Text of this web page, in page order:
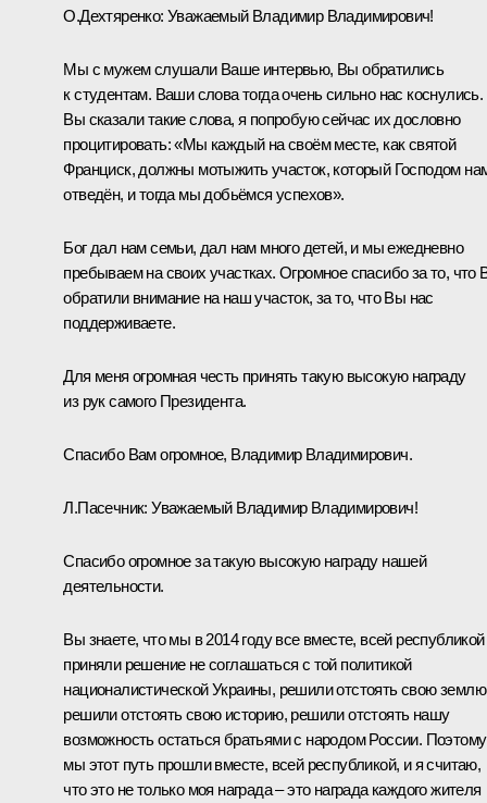
О.Дехтяренко: Уважаемый Владимир Владимирович!
Мы с мужем слушали Ваше интервью, Вы обратились
к студентам. Ваши слова тогда очень сильно нас коснулись.
Вы сказали такие слова, я попробую сейчас их дословно
процитировать: «Мы каждый на своём месте, как святой
Франциск, должны мотыжить участок, который Господом
отведён, и тогда мы добьёмся успехов».
Бог дал нам семьи, дал нам много детей, и мы ежедневно
пребываем на своих участках. Огромное спасибо за то, что
обратили внимание на наш участок, за то, что Вы нас
поддерживаете.
Для меня огромная честь принять такую высокую награду
из рук самого Президента.
Спасибо Вам огромное, Владимир Владимирович.
Л.Пасечник: Уважаемый Владимир Владимирович!
Спасибо огромное за такую высокую награду нашей
деятельности.
Вы знаете, что мы в 2014 году все вместе, всей республикой
приняли решение не соглашаться с той политикой
националистической Украины, решили отстоять свою
решили отстоять свою историю, решили отстоять нашу
возможность остаться братьями с народом России. Поэтому
мы этот путь прошли вместе, всей республикой, и я считаю,
что это не только моя награда – это награда каждого жителя